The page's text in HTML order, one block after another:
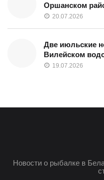
Оршанском
20.07.2026
Две июльские
Вилейском
19.07.2026
Новости о рыбалке в